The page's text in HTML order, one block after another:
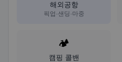
해외공항
픽업·샌딩·마중
🏕️
캠핑 콜밴